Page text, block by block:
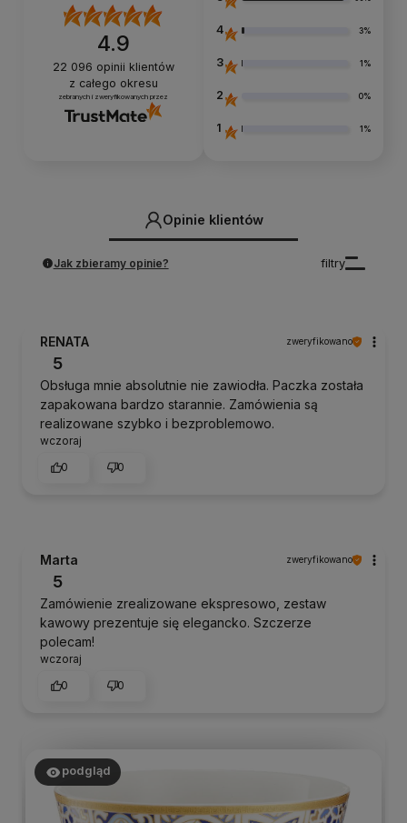
4.9
22 096 opinii klientów
z całego okresu
zebranych i zweryfikowanych przez
4 3%
3 1%
2 0%
1 1%
Opinie klientów
filtry
Jak zbieramy opinie?
RENATA zweryfikowano
5
Obsługa mnie absolutnie nie zawiodła. Paczka została
zapakowana bardzo starannie. Zamówienia są
realizowane szybko i bezproblemowo.
wczoraj
0
0
Marta zweryfikowano
5
Zamówienie zrealizowane ekspresowo, zestaw
kawowy prezentuje się elegancko. Szczerze
polecam!
wczoraj
0
0
podgląd